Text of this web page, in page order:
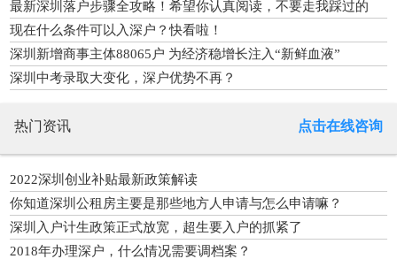
最新深圳落户步骤全攻略！希望你认真阅读，不要走我踩过的
坑！
现在什么条件可以入深户？快看啦！
深圳新增商事主体88065户 为经济稳增长注入“新鲜血液”
深圳中考录取大变化，深户优势不再？
热门资讯 点击在线咨询
2022深圳创业补贴最新政策解读
你知道深圳公租房主要是那些地方人申请与怎么申请嘛？
深圳入户计生政策正式放宽，超生要入户的抓紧了
2018年办理深户，什么情况需要调档案？